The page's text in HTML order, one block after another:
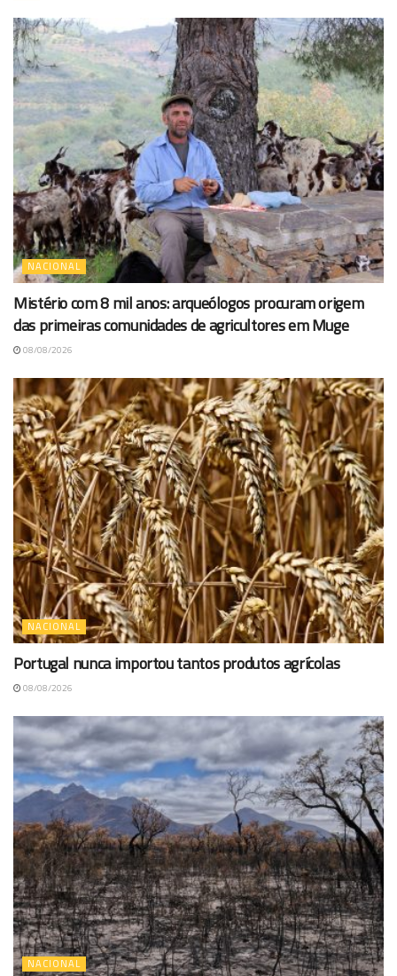
NACIONAL
Mistério com 8 mil anos: arqueólogos procuram origem
das primeiras comunidades de agricultores em Muge
08/08/2026
NACIONAL
Portugal nunca importou tantos produtos agrícolas
08/08/2026
NACIONAL